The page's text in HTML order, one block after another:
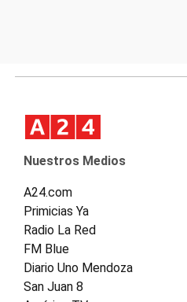
Nuestros Medios
A24.com
Primicias Ya
Radio La Red
FM Blue
Diario Uno Mendoza
San Juan 8